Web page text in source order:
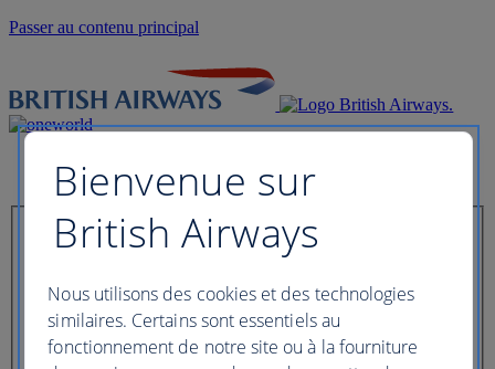
Passer au contenu principal
Enregistrez-vous dès maintenant
Référence de réservation
Bienvenue sur
British Airways
Nous utilisons des cookies et des technologies
similaires. Certains sont essentiels au
fonctionnement de notre site ou à la fourniture